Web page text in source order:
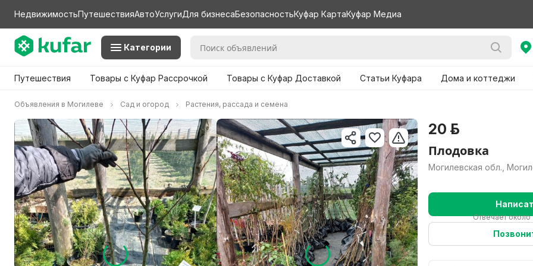
НедвижимостьПутешествияАвтоУслугиДля бизнесаБезопасностьКуфар КартаКуфар Медиа
Категории
Путешествия Товары с Куфар Рассрочкой Товары с Куфар Доставкой Статьи Куфара Дома и коттеджи
Объявления в Могилеве Сад и огород Растения, рассада и семена
20 р.
Плодовка
Могилевская обл.,
Отвечает около